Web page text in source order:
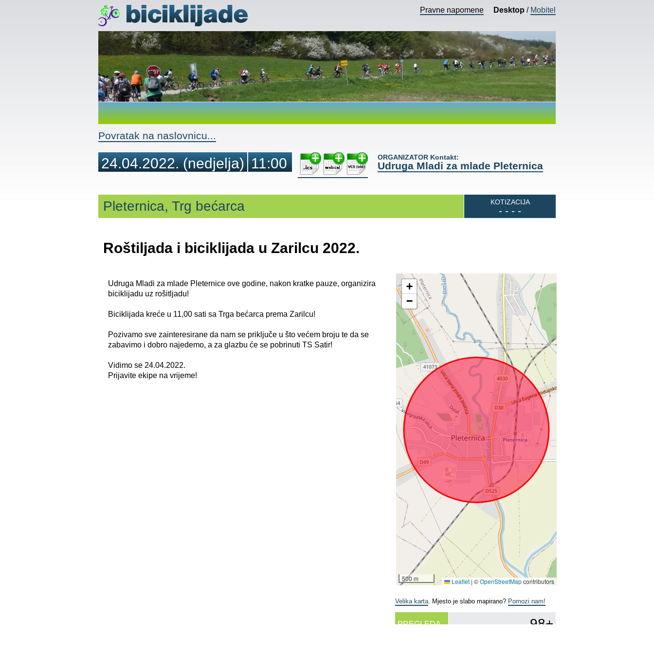
Pravne napomene Desktop / Mobitel
Povratak na naslovnicu...
24.04.2022.(nedjelja) 11:00 ORGANIZATOR Kontakt:
Udruga Mladi za mlade Pleternica
Pleternica, Trg bećarca KOTIZACIJA
- - - -
Roštiljada i biciklijada u Zarilcu 2022.
Udruga Mladi za mlade Pleternice ove godine, nakon kratke pauze, organizira
biciklijadu uz rošitljadu!
Biciklijada kreće u 11,00 sati sa Trga bećarca prema Zarilcu!
Pozivamo sve zainteresirane da nam se priključe u što većem broju te da se
zabavimo i dobro najedemo, a za glazbu će se pobrinuti TS Satir!
Vidimo se 24.04.2022.
Prijavite ekipe na vrijeme!
+
−
500 m Leaflet | ©OpenStreetMapcontributors
Velika karta. Mjesto je slabo mapirano? Pomozi nam!
PREGLEDA 98+